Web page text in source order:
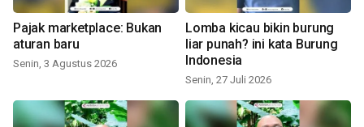
Pajak marketplace: Bukan
aturan baru
Senin, 3 Agustus 2026
Lomba kicau bikin burung
liar punah? ini kata Burung
Indonesia
Senin, 27 Juli 2026